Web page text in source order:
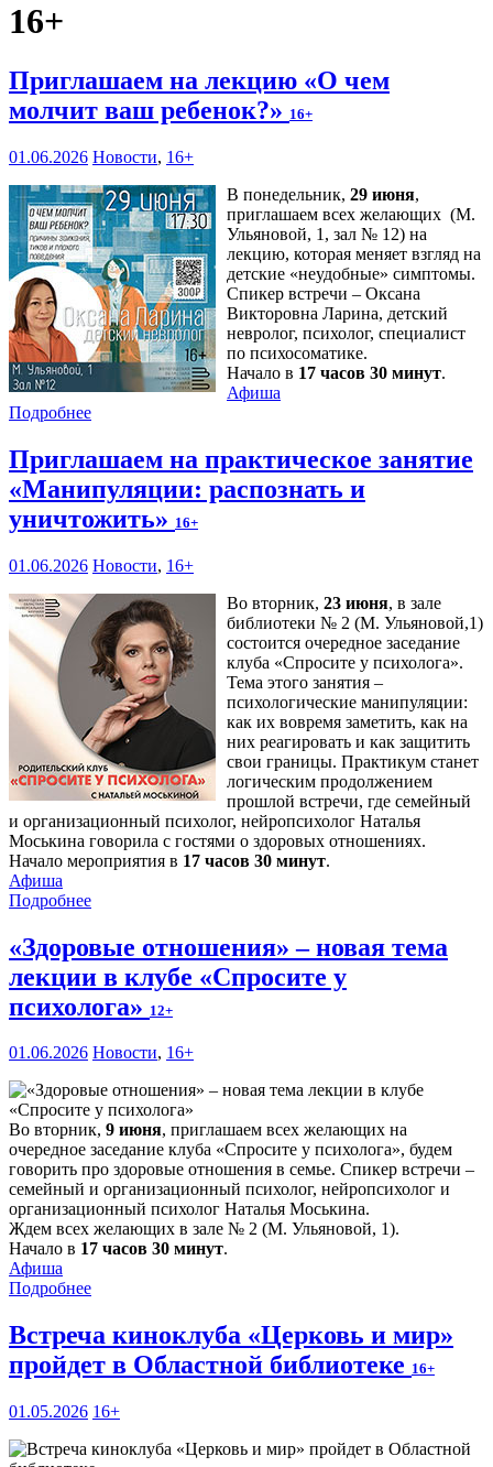
16+
Приглашаем на лекцию «О чем
молчит ваш ребенок?» 16+
01.06.2026 Новости, 16+
В понедельник, 29 июня,
приглашаем всех желающих (М.
Ульяновой, 1, зал № 12) на
лекцию, которая меняет взгляд на
детские «неудобные» симптомы.
Спикер встречи – Оксана
Викторовна Ларина, детский
невролог, психолог, специалист
по психосоматике.
Начало в 17 часов 30 минут.
Афиша
Подробнее
Приглашаем на практическое занятие
«Манипуляции: распознать и
уничтожить» 16+
01.06.2026 Новости, 16+
Во вторник, 23 июня, в зале
библиотеки № 2 (М. Ульяновой,1)
состоится очередное заседание
клуба «Спросите у психолога».
Тема этого занятия –
психологические манипуляции:
как их вовремя заметить, как на
них реагировать и как защитить
свои границы. Практикум станет
логическим продолжением
прошлой встречи, где семейный
и организационный психолог, нейропсихолог Наталья
Моськина говорила с гостями о здоровых отношениях.
Начало мероприятия в 17 часов 30 минут.
Афиша
Подробнее
«Здоровые отношения» – новая тема
лекции в клубе «Спросите у
психолога» 12+
01.06.2026 Новости, 16+
Во вторник, 9 июня, приглашаем всех желающих на
очередное заседание клуба «Спросите у психолога», будем
говорить про здоровые отношения в семье. Спикер встречи –
семейный и организационный психолог, нейропсихолог и
организационный психолог Наталья Моськина.
Ждем всех желающих в зале № 2 (М. Ульяновой, 1).
Начало в 17 часов 30 минут.
Афиша
Подробнее
Встреча киноклуба «Церковь и мир»
пройдет в Областной библиотеке 16+
01.05.2026 16+